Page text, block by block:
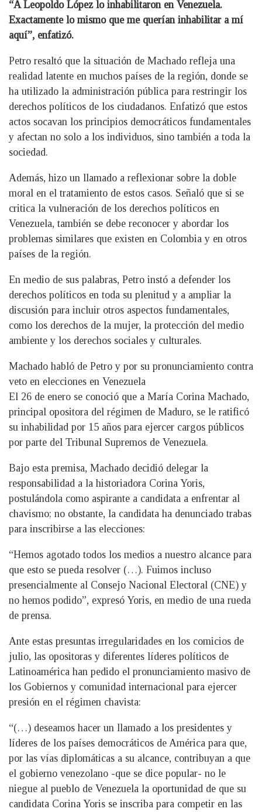
“A Leopoldo López lo inhabilitaron en Venezuela.
Exactamente lo mismo que me querían inhabilitar a mí
aquí”, enfatizó.
Petro resaltó que la situación de Machado refleja una
realidad latente en muchos países de la región, donde se
ha utilizado la administración pública para restringir los
derechos políticos de los ciudadanos. Enfatizó que estos
actos socavan los principios democráticos fundamentales
y afectan no solo a los individuos, sino también a toda la
sociedad.
Además, hizo un llamado a reflexionar sobre la doble
moral en el tratamiento de estos casos. Señaló que si se
critica la vulneración de los derechos políticos en
Venezuela, también se debe reconocer y abordar los
problemas similares que existen en Colombia y en otros
países de la región.
En medio de sus palabras, Petro instó a defender los
derechos políticos en toda su plenitud y a ampliar la
discusión para incluir otros aspectos fundamentales,
como los derechos de la mujer, la protección del medio
ambiente y los derechos sociales y culturales.
Machado habló de Petro y por su pronunciamiento contra
veto en elecciones en Venezuela
El 26 de enero se conoció que a María Corina Machado,
principal opositora del régimen de Maduro, se le ratificó
su inhabilidad por 15 años para ejercer cargos públicos
por parte del Tribunal Supremos de Venezuela.
Bajo esta premisa, Machado decidió delegar la
responsabilidad a la historiadora Corina Yoris,
postulándola como aspirante a candidata a enfrentar al
chavismo; no obstante, la candidata ha denunciado trabas
para inscribirse a las elecciones:
“Hemos agotado todos los medios a nuestro alcance para
que esto se pueda resolver (…). Fuimos incluso
presencialmente al Consejo Nacional Electoral (CNE) y
no hemos podido”, expresó Yoris, en medio de una rueda
de prensa.
Ante estas presuntas irregularidades en los comicios de
julio, las opositoras y diferentes líderes políticos de
Latinoamérica han pedido el pronunciamiento masivo de
los Gobiernos y comunidad internacional para ejercer
presión en el régimen chavista:
“(…) deseamos hacer un llamado a los presidentes y
líderes de los países democráticos de América para que,
por las vías diplomáticas a su alcance, contribuyan a que
el gobierno venezolano -que se dice popular- no le
niegue al pueblo de Venezuela la oportunidad de que su
candidata Corina Yoris se inscriba para competir en las